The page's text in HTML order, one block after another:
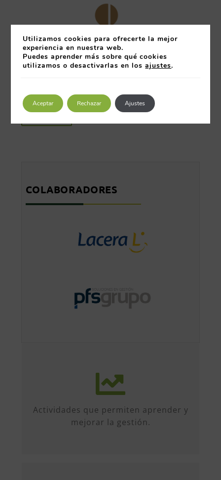
OXIPLANT, nuevo socio del Club de Calidad
COLABORADORES
Actividades que permiten aprender y
mejorar la gestión.
Más de 50 iniciativas anuales de
formato diverso, sobre múltiples
formación, etc...
Utilizamos cookies para ofrecerte la mejor
experiencia en nuestra web.
Puedes aprender más sobre qué cookies
utilizamos o desactivarlas en losajustes.
Aceptar Rechazar Ajustes